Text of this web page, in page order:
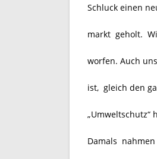
Schluck einen
markt geholt.
worfen. Auch
ist, gleich den
„Umweltschutz“
Damals